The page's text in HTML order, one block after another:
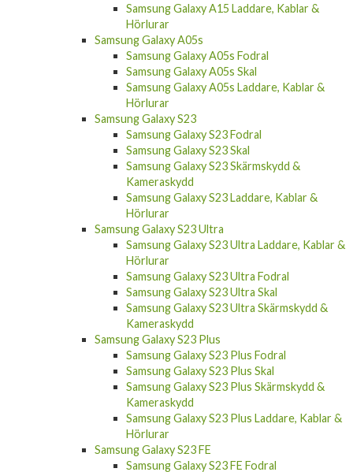
Samsung Galaxy A15 Laddare, Kablar &
Hörlurar
Samsung Galaxy A05s
Samsung Galaxy A05s Fodral
Samsung Galaxy A05s Skal
Samsung Galaxy A05s Laddare, Kablar &
Hörlurar
Samsung Galaxy S23
Samsung Galaxy S23 Fodral
Samsung Galaxy S23 Skal
Samsung Galaxy S23 Skärmskydd &
Kameraskydd
Samsung Galaxy S23 Laddare, Kablar &
Hörlurar
Samsung Galaxy S23 Ultra
Samsung Galaxy S23 Ultra Laddare, Kablar &
Hörlurar
Samsung Galaxy S23 Ultra Fodral
Samsung Galaxy S23 Ultra Skal
Samsung Galaxy S23 Ultra Skärmskydd &
Kameraskydd
Samsung Galaxy S23 Plus
Samsung Galaxy S23 Plus Fodral
Samsung Galaxy S23 Plus Skal
Samsung Galaxy S23 Plus Skärmskydd &
Kameraskydd
Samsung Galaxy S23 Plus Laddare, Kablar &
Hörlurar
Samsung Galaxy S23 FE
Samsung Galaxy S23 FE Fodral